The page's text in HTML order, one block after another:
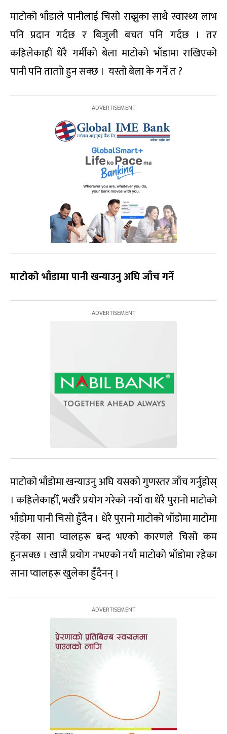
माटोको भाँडाले पानीलाई चिसो राख्नुका साथै स्वास्थ्य लाभ
पनि प्रदान गर्दछ र बिजुली बचत पनि गर्दछ । तर
कहिलेकाहीं धेरै गर्मीको बेला माटोको भाँडामा राखिएको
पानी पनि ताताो हुन सक्छ । यस्तो बेला के गर्ने त ?
माटोको भाँडामा पानी खन्याउनु अघि जाँच गर्ने
माटोको भाँडोमा खन्याउनु अघि यसको गुणस्तर जाँच गर्नुहोस्
। कहिलेकाहीँ, भर्खरै प्रयोग गरेको नयाँ वा धेरै पुरानो माटोको
भाँडोमा पानी चिसो हुँदैन । धेरै पुरानो माटोको भाँडोमा माटोमा
रहेका साना प्वालहरू बन्द भएको कारणले चिसो कम
हुनसक्छ । खासै प्रयोग नभएको नयाँ माटोको भाँडोमा रहेका
साना प्वालहरू खुलेका हुँदैनन् ।